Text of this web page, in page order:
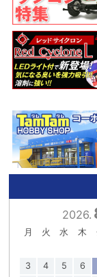
2026.
月 火 水 木
3
4 5 6